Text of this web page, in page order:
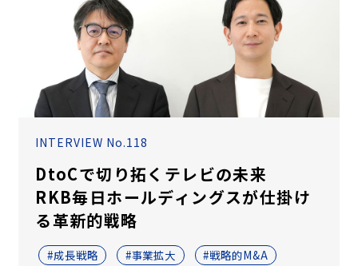
INTERVIEW No.118
DtoCで切り拓くテレビの未来
RKB毎日ホールディングスが仕掛け
る革新的戦略
#成長戦略 #事業拡大
#戦略的M&A